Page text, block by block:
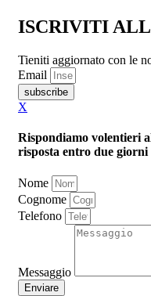
ISCRIVITI
Tieniti aggiornato con le
Email
subscribe
X
Rispondiamo volentieri
risposta entro due
Nome
Cognome
Telefono
Messaggio
Enviare